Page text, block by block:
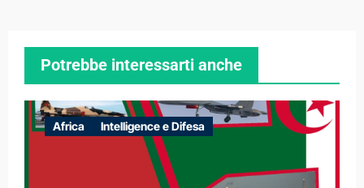
Potrebbe interessarti anche
Africa Intelligence e Difesa